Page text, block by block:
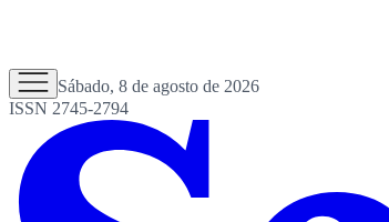
Sábado, 8 de agosto de 2026
ISSN 2745-2794